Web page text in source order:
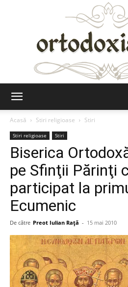
Acasă
Stiri religioase Stiri
Stiri religioase Stiri
Biserica
pe Sfinţii Părinţi
participat la
Ecumenic
De către Preot Iulian Raţă - 15 mai 2010